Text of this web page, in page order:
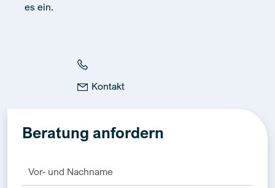
es ein.
Kontakt
Beratung anfordern